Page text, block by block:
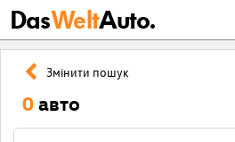
DasWeltAuto.
Змінити пошук
0авто